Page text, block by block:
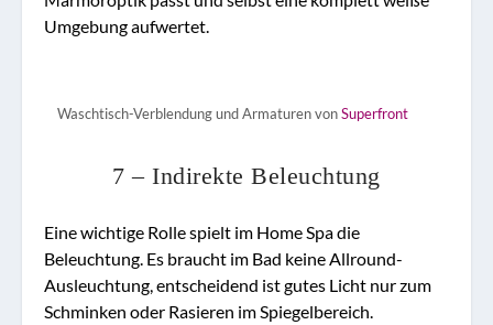
Umgebung aufwertet.
Waschtisch-Verblendung und Armaturen vonSuperfront
7 – Indirekte Beleuchtung
Eine wichtige Rolle spielt im Home Spa die
Beleuchtung. Es braucht im Bad keine Allround-
Ausleuchtung, entscheidend ist gutes Licht nur zum
Schminken oder Rasieren im Spiegelbereich.